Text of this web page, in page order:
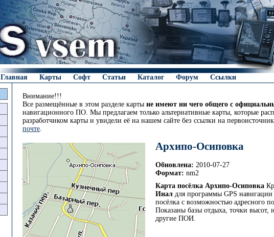
Главная Карты Софт Статьи Каталог Форум Ссылки
Внимание!!!
Все размещённые в этом разделе карты не имеют ни чего общего с
навигационного ПО. Мы предлагаем только альтернативные карты, которые
разработчиком карты и увидели её на нашем сайте без ссылки на
почте.
Архипо-Осиповка
Обновлена: 2010-07-27
Формат: nm2
Карта посёлка Архипо-Осиповка
Инал для программы GPS
посёлка с возможностью адресного
Показаны базы отдыха, точки высот,
другие ПОИ.